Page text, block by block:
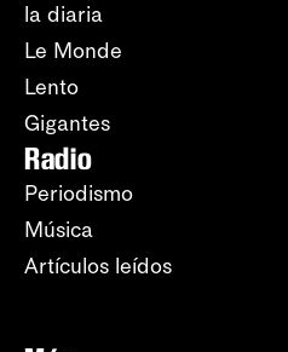
la diaria
Le Monde
Lento
Gigantes
Radio
Periodismo
Música
Artículos leídos